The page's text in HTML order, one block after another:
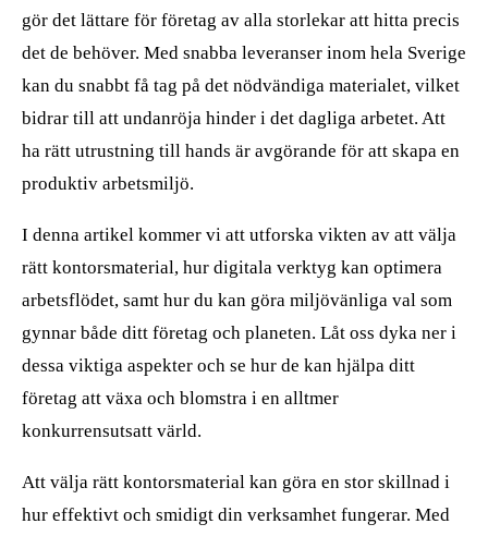
gör det lättare för företag av alla storlekar att hitta precis
det de behöver. Med snabba leveranser inom hela Sverige
kan du snabbt få tag på det nödvändiga materialet, vilket
bidrar till att undanröja hinder i det dagliga arbetet. Att
ha rätt utrustning till hands är avgörande för att skapa en
produktiv arbetsmiljö.
I denna artikel kommer vi att utforska vikten av att välja
rätt kontorsmaterial, hur digitala verktyg kan optimera
arbetsflödet, samt hur du kan göra miljövänliga val som
gynnar både ditt företag och planeten. Låt oss dyka ner i
dessa viktiga aspekter och se hur de kan hjälpa ditt
företag att växa och blomstra i en alltmer
konkurrensutsatt värld.
Att välja rätt kontorsmaterial kan göra en stor skillnad i
hur effektivt och smidigt din verksamhet fungerar. Med